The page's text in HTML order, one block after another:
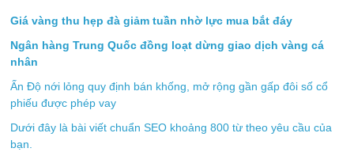
Giá vàng thu hẹp đà giảm tuần nhờ lực mua bắt đáy
Ngân hàng Trung Quốc đồng loạt dừng giao dịch vàng cá
nhân
Ấn Độ nới lỏng quy định bán khống, mở rộng gần gấp đôi số cổ
phiếu được phép vay
Dưới đây là bài viết chuẩn SEO khoảng 800 từ theo yêu cầu của
bạn.